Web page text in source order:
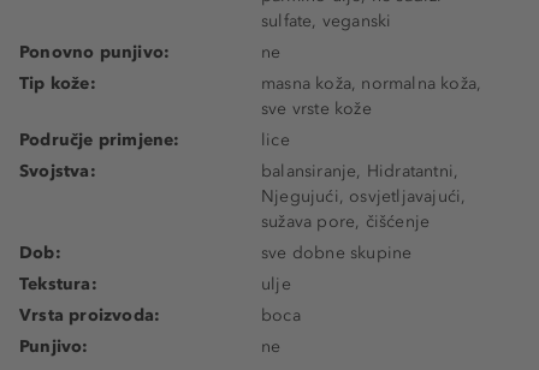
sulfate, veganski
Ponovno punjivo:
ne
Tip kože:
masna koža, normalna koža,
sve vrste kože
Područje primjene:
lice
Svojstva:
balansiranje, Hidratantni,
Njegujući, osvjetljavajući,
sužava pore, čišćenje
Dob:
sve dobne skupine
Tekstura:
ulje
Vrsta proizvoda:
boca
Punjivo:
ne